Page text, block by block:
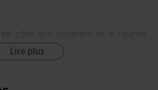
et empêchant le passage
Lire plus